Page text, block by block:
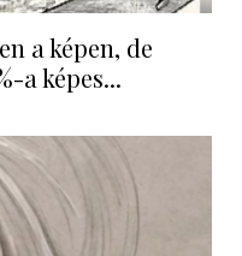
a képen, de
a képes...